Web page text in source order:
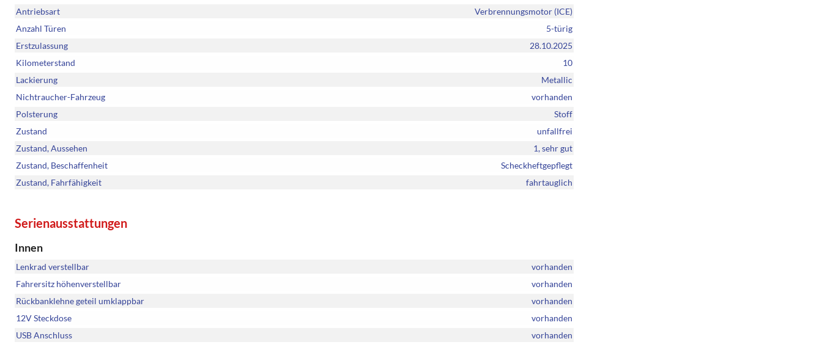
Antriebsart
Verbrennungsmotor (ICE)
Anzahl Türen
5-türig
Erstzulassung
28.10.2025
Kilometerstand
10
Lackierung
Metallic
Nichtraucher-Fahrzeug
vorhanden
Polsterung
Stoff
Zustand
unfallfrei
Zustand, Aussehen
1, sehr gut
Zustand, Beschaffenheit
Scheckheftgepflegt
Zustand, Fahrfähigkeit
fahrtauglich
Serienausstattungen
Innen
Lenkrad verstellbar
vorhanden
Fahrersitz höhenverstellbar
vorhanden
Rückbanklehne geteil umklappbar
vorhanden
12V Steckdose
vorhanden
USB Anschluss
vorhanden